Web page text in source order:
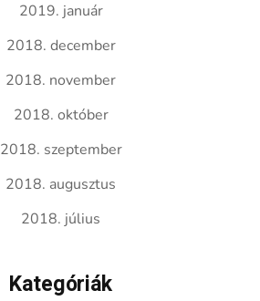
2019. január
2018. december
2018. november
2018. október
2018. szeptember
2018. augusztus
2018. július
Kategóriák